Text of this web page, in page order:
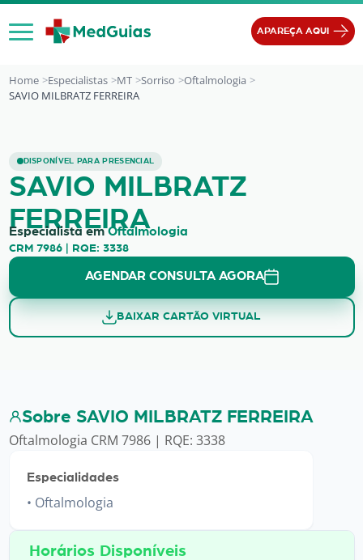
Ir para o conteúdo
APAREÇA AQUI
Home Especialistas MT Sorriso
Oftalmologia
SAVIO MILBRATZ FERREIRA
DISPONÍVEL PARA PRESENCIAL
SAVIO MILBRATZ FERREIRA
SAVIO MILBRATZ
FERREIRA
Especialista emOftalmologia
CRM 7986 | RQE: 3338
AGENDAR CONSULTA AGORA
BAIXAR CARTÃO VIRTUAL
Sobre SAVIO MILBRATZ FERREIRA
Oftalmologia CRM 7986 | RQE: 3338
Especialidades
Oftalmologia
Horários Disponíveis